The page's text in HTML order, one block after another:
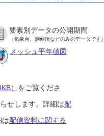
要素別データの公開期間
（気象台、測候所などのみのデータです）
メッシュ平年値図
） をご覧くださ
せします。詳細は配
は配信資料に関する